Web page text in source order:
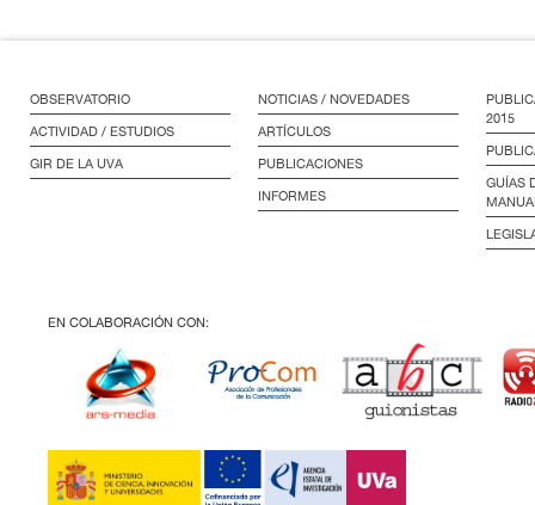
OBSERVATORIO
ACTIVIDAD / ESTUDIOS
GIR DE LA UVA
NOTICIAS / NOVEDADES
ARTÍCULOS
PUBLICACIONES
INFORMES
2015
GUÍAS
EN COLABORACIÓN CON: